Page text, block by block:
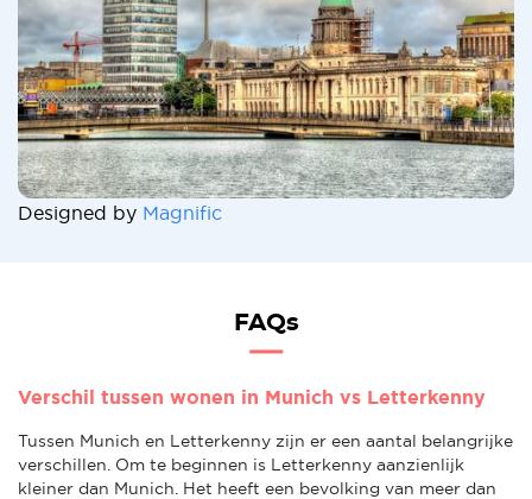
Designed by Magnific
FAQs
Verschil tussen wonen in Munich vs Letterkenny
Tussen Munich en Letterkenny zijn er een aantal belangrijke
verschillen. Om te beginnen is Letterkenny aanzienlijk
kleiner dan Munich. Het heeft een bevolking van meer dan